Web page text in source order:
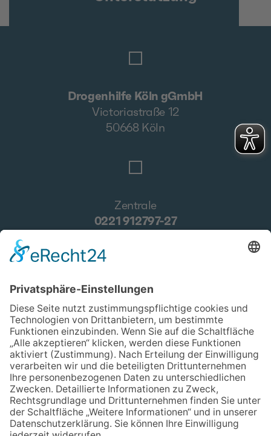
Drogenhilfe Köln gGmbH
Victoriastraße 12
50668 Köln
Zentrale
0221 912797-27
E-Mail
verwaltung@drogenhilfe.koeln
Kontakt
Wir über uns
Impressum